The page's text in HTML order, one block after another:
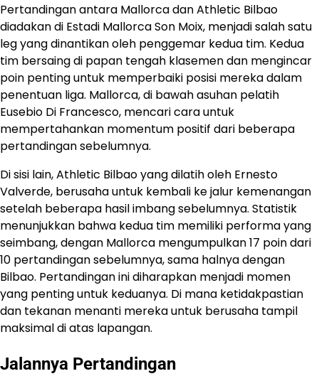
Pertandingan antara Mallorca dan Athletic Bilbao
diadakan di Estadi Mallorca Son Moix, menjadi salah satu
leg yang dinantikan oleh penggemar kedua tim. Kedua
tim bersaing di papan tengah klasemen dan mengincar
poin penting untuk memperbaiki posisi mereka dalam
penentuan liga. Mallorca, di bawah asuhan pelatih
Eusebio Di Francesco, mencari cara untuk
mempertahankan momentum positif dari beberapa
pertandingan sebelumnya.
Di sisi lain, Athletic Bilbao yang dilatih oleh Ernesto
Valverde, berusaha untuk kembali ke jalur kemenangan
setelah beberapa hasil imbang sebelumnya. Statistik
menunjukkan bahwa kedua tim memiliki performa yang
seimbang, dengan Mallorca mengumpulkan 17 poin dari
10 pertandingan sebelumnya, sama halnya dengan
Bilbao. Pertandingan ini diharapkan menjadi momen
yang penting untuk keduanya. Di mana ketidakpastian
dan tekanan menanti mereka untuk berusaha tampil
maksimal di atas lapangan.
Jalannya Pertandingan